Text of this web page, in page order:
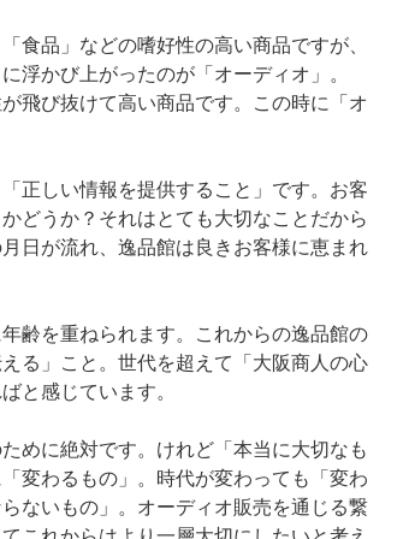
食品」などの嗜好性の高い商品ですが、
浮かび上がったのが「オーディオ」。
飛び抜けて高い商品です。この時に「オ
正しい情報を提供すること」です。お客
どうか？それはとても大切なことだから
日が流れ、逸品館は良きお客様に恵まれ
齢を重ねられます。これからの逸品館の
る」こと。世代を超えて「大阪商人の心
と感じています。
めに絶対です。けれど「本当に大切なも
変わるもの」。時代が変わっても「変わ
ないもの」。オーディオ販売を通じる繋